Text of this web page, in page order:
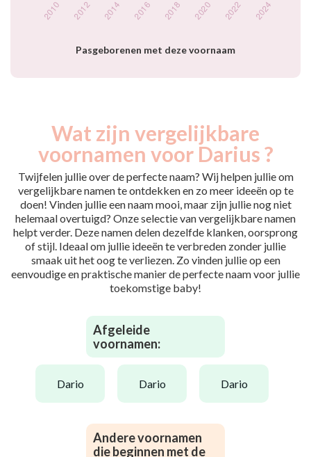
Pasgeborenen met deze voornaam
Popularité du
Wat zijn vergelijkbare
voornamen voor Darius ?
Twijfelen jullie over de perfecte naam? Wij helpen jullie om
vergelijkbare namen te ontdekken en zo meer ideeën op te
doen! Vinden jullie een naam mooi, maar zijn jullie nog niet
helemaal overtuigd? Onze selectie van vergelijkbare namen
helpt verder. Deze namen delen dezelfde klanken, oorsprong
of stijl. Ideaal om jullie ideeën te verbreden zonder jullie
smaak uit het oog te verliezen. Zo vinden jullie op een
eenvoudige en praktische manier de perfecte naam voor jullie
toekomstige baby!
Afgeleide
voornamen:
dario dario dario
Andere voornamen
die beginnen met de